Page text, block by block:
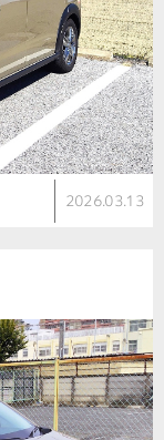
2026.03.13